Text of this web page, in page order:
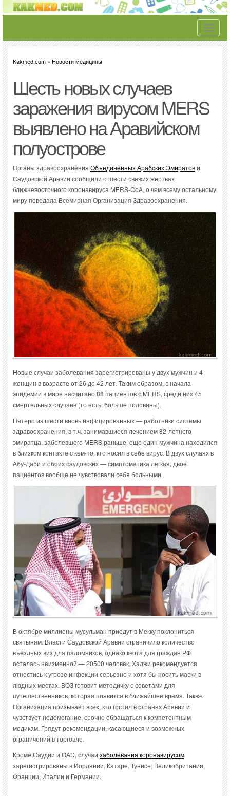
Toggle
Kakmed.com » Новости медицины
Шесть новых случаев
заражения вирусом MERS
выявлено на Аравийском
полуострове
Органы здравоохранения Объединенных Арабских Эмиратови
Саудовской Аравии сообщили о шести свежих жертвах
ближневосточного коронавируса MERS-CoA, о чем всему остальному
миру поведала Всемирная Организация Здравоохранения.
Новые случаи заболевания зарегистрированы у двух мужчин и 4
женщин в возрасте от 26 до 42 лет. Таким образом, с начала
эпидемии в мире насчитано 88 пациентов с MERS, среди них 45
смертельных случаев (то есть, больше половины).
Пятеро из шести вновь инфицированных — работники системы
здравоохранения, в т.ч. занимавшиеся лечением 82-летнего
эмиратца, заболевшего MERS раньше, еще один мужчина находился
в близком контакте с кем-то, кто носил в себе вирус. В двух случаях в
Абу-Даби и обоих саудовских — симптоматика легкая, двое
пациентов вообще не чувствовали себя больными.
В октябре миллионы мусульман приедут в Мекку поклониться
святыням. Власти Саудовской Аравии ограничило количество
въездных виз для паломников, однако квота для граждан РФ
осталась неизменной — 20500 человек. Хаджи рекомендуется
отнестись к угрозе инфекции серьезно и хотя бы носить маски в
людных местах. ВОЗ готовит методичку с советами для
путешественников, которая появится в ближайшее время. Также
Организация призывает всех, кто гостил в странах Аравии и
чувствует недомогание, срочно обращаться к компетентным
медикам. Грядут рекомендации, касающиеся и возможных
ограничений в торговле.
Кроме Саудии и ОАЭ, случаи заболевания коронавирусом
зарегистрированы в Иордании, Катаре, Тунисе, Великобритании,
Франции, Италии и Германии.